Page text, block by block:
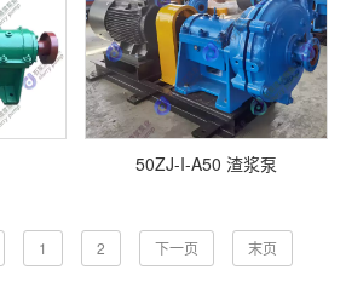
50ZJ-I-A50 渣浆泵
1 2 下一页 末页